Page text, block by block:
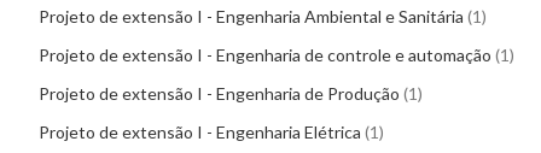
Projeto de extensão I - Engenharia Ambiental e Sanitária 1
Projeto de extensão I - Engenharia de controle e automação 1
Projeto de extensão I - Engenharia de Produção 1
Projeto de extensão I - Engenharia Elétrica 1